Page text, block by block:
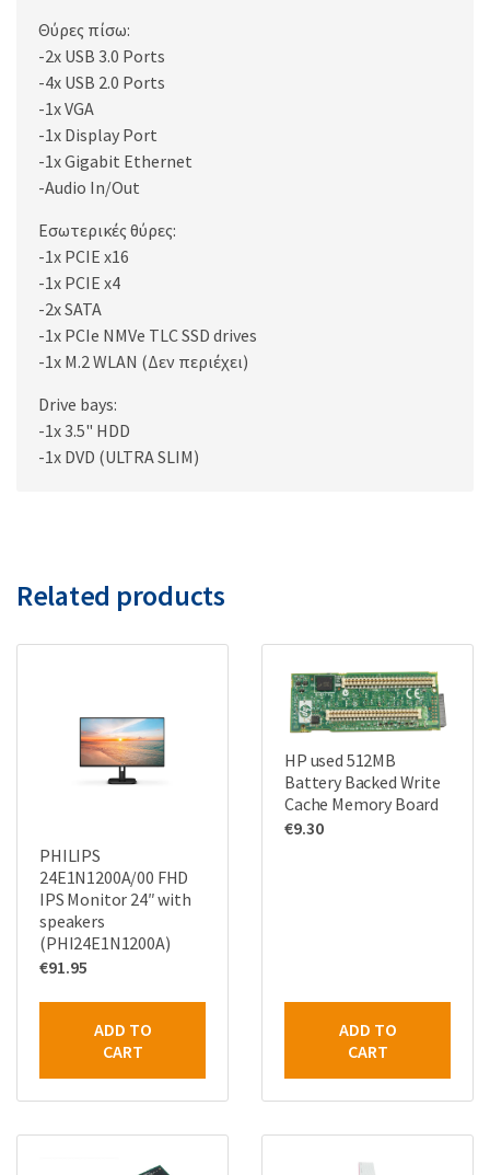
Θύρες πίσω:
-2x USB 3.0 Ports
-4x USB 2.0 Ports
-1x VGA
-1x Display Port
-1x Gigabit Ethernet
-Audio In/Out
Εσωτερικές θύρες:
-1x PCIE x16
-1x PCIE x4
-2x SATA
-1x PCIe NMVe TLC SSD drives
-1x M.2 WLAN (Δεν περιέχει)
Drive bays:
-1x 3.5" HDD
-1x DVD (ULTRA SLIM)
Related products
PHILIPS
24E1N1200A/00 FHD
IPS Monitor 24″ with
speakers
(PHI24E1N1200A)
€91.95
ADD TO
CART
HP used 512MB
Battery Backed Write
Cache Memory Board
€9.30
ADD TO
CART